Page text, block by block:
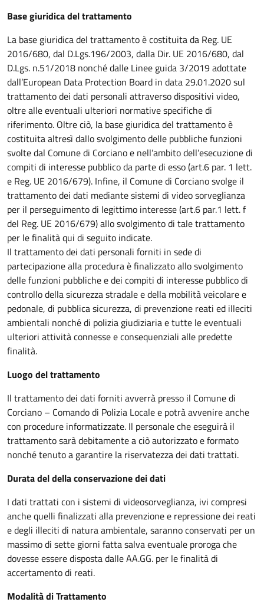
Base giuridica del trattamento
La base giuridica del trattamento è costituita da Reg. UE
2016/680, dal D.Lgs.196/2003, dalla Dir. UE 2016/680, dal
D.Lgs. n.51/2018 nonché dalle Linee guida 3/2019 adottate
dall’European Data Protection Board in data 29.01.2020 sul
trattamento dei dati personali attraverso dispositivi video,
oltre alle eventuali ulteriori normative specifiche di
riferimento. Oltre ciò, la base giuridica del trattamento è
costituita altresì dallo svolgimento delle pubbliche funzioni
svolte dal Comune di Corciano e nell’ambito dell’esecuzione di
compiti di interesse pubblico da parte di esso (art.6 par. 1 lett.
e Reg. UE 2016/679). Infine, il Comune di Corciano svolge il
trattamento dei dati mediante sistemi di video sorveglianza
per il perseguimento di legittimo interesse (art.6 par.1 lett. f
del Reg. UE 2016/679) allo svolgimento di tale trattamento
per le finalità qui di seguito indicate.
Il trattamento dei dati personali forniti in sede di
partecipazione alla procedura è finalizzato allo svolgimento
delle funzioni pubbliche e dei compiti di interesse pubblico di
controllo della sicurezza stradale e della mobilità veicolare e
pedonale, di pubblica sicurezza, di prevenzione reati ed illeciti
ambientali nonché di polizia giudiziaria e tutte le eventuali
ulteriori attività connesse e consequenziali alle predette
finalità.
Luogo del trattamento
Il trattamento dei dati forniti avverrà presso il Comune di
Corciano – Comando di Polizia Locale e potrà avvenire anche
con procedure informatizzate. Il personale che eseguirà il
trattamento sarà debitamente a ciò autorizzato e formato
nonché tenuto a garantire la riservatezza dei dati trattati.
Durata del della conservazione dei dati
I dati trattati con i sistemi di videosorveglianza, ivi compresi
anche quelli finalizzati alla prevenzione e repressione dei reati
e degli illeciti di natura ambientale, saranno conservati per un
massimo di sette giorni fatta salva eventuale proroga che
dovesse essere disposta dalle AA.GG. per le finalità di
accertamento di reati.
Modalità di Trattamento